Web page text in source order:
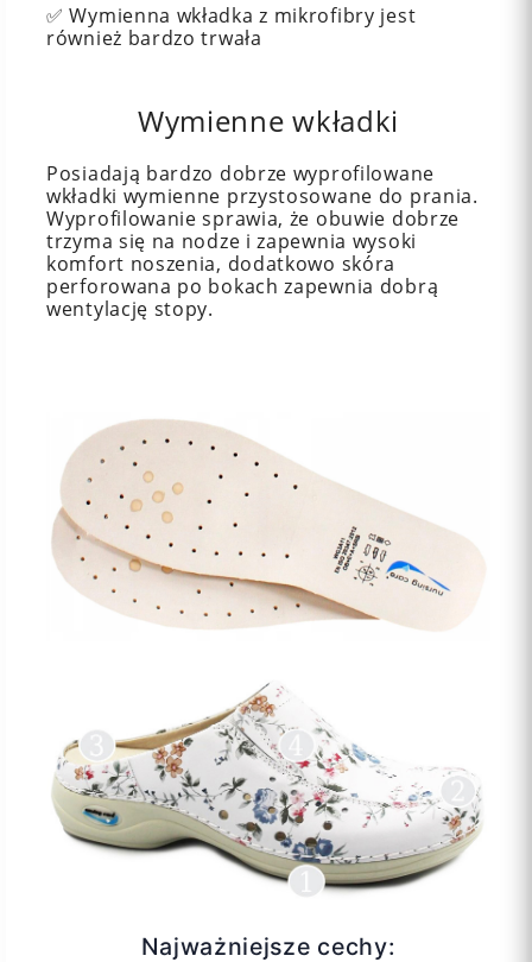
✅ Wymienna wkładka z mikrofibry jest
również bardzo trwała
Wymienne wkładki
Posiadają bardzo dobrze wyprofilowane
wkładki wymienne przystosowane do prania.
Wyprofilowanie sprawia, że obuwie dobrze
trzyma się na nodze i zapewnia wysoki
komfort noszenia, dodatkowo skóra
perforowana po bokach zapewnia dobrą
wentylację stopy.
Najważniejsze cechy: